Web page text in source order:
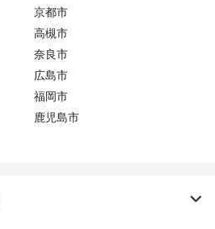
京都市
高槻市
奈良市
広島市
福岡市
鹿児島市